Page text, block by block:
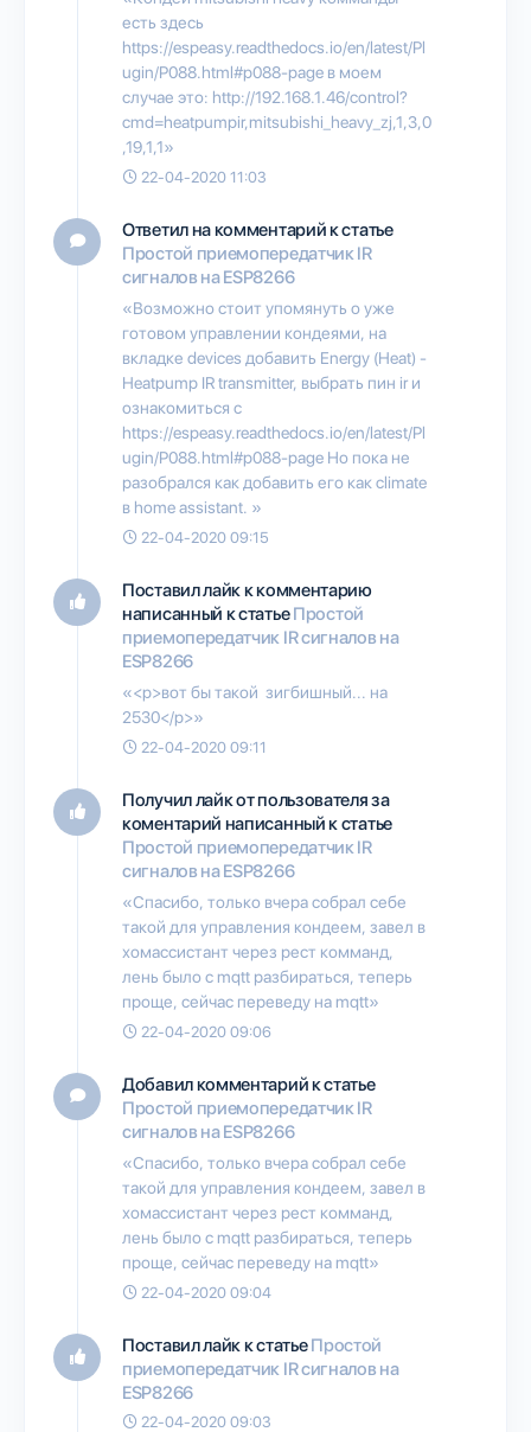
есть здесь
https://espeasy.readthedocs.io/en/latest/Pl
ugin/P088.html#p088-page в моем
случае это: http://192.168.1.46/control?
cmd=heatpumpir,mitsubishi_heavy_zj,1,3,0
,19,1,1»
22-04-2020 11:03
Ответил на комментарий к статье
Простой приемопередатчик IR
сигналов на ESP8266
«Возможно стоит упомянуть о уже
готовом управлении кондеями, на
вкладке devices добавить Energy (Heat) -
Heatpump IR transmitter, выбрать пин ir и
ознакомиться с
https://espeasy.readthedocs.io/en/latest/Pl
ugin/P088.html#p088-page Но пока не
разобрался как добавить его как climate
в home assistant. »
22-04-2020 09:15
Поставил лайк к комментарию
написанный к статьеПростой
приемопередатчик IR сигналов на
ESP8266
«<p>вот бы такой зигбишный... на
2530</p>»
22-04-2020 09:11
Получил лайк от пользователяза
коментарий написанный к статье
Простой приемопередатчик IR
сигналов на ESP8266
«Спасибо, только вчера собрал себе
такой для управления кондеем, завел в
хомассистант через рест комманд,
лень было с mqtt разбираться, теперь
проще, сейчас переведу на mqtt»
22-04-2020 09:06
Добавил комментарий к статье
Простой приемопередатчик IR
сигналов на ESP8266
«Спасибо, только вчера собрал себе
такой для управления кондеем, завел в
хомассистант через рест комманд,
лень было с mqtt разбираться, теперь
проще, сейчас переведу на mqtt»
22-04-2020 09:04
Поставил лайк к статьеПростой
приемопередатчик IR сигналов на
ESP8266
22-04-2020 09:03